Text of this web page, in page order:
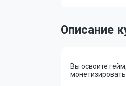
Описание
Вы освоите
монетизировать